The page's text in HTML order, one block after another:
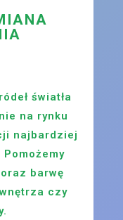
światła
na rynku
najbardziej
barwę
czy